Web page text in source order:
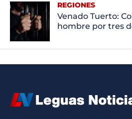
REGIONES
Venado Tuerto:
hombre por tres